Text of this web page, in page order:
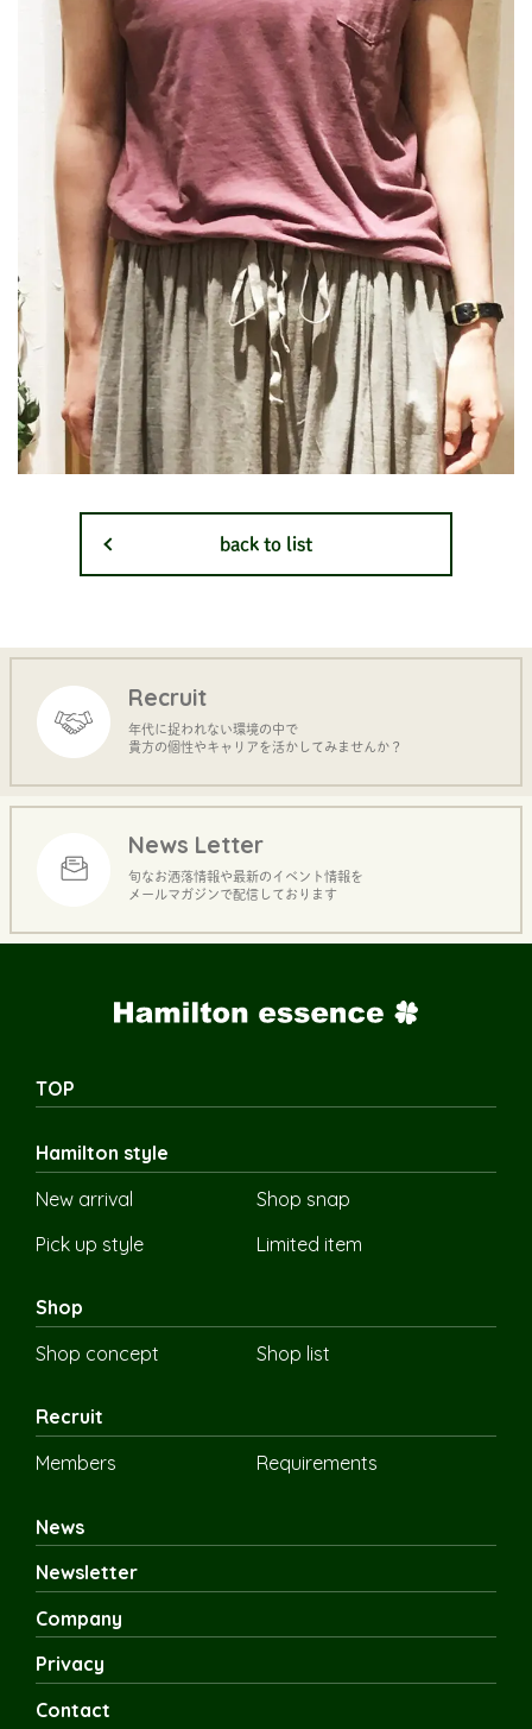
back to list
Recruit
年代に捉われない環境の中で
貴方の個性やキャリアを活かしてみませんか？
News Letter
旬なお洒落情報や最新のイベント情報を
メールマガジンで配信しております
TOP
Hamilton style
New arrival
Shop snap
Pick up style
Limited item
Shop
Shop concept
Shop list
Recruit
Members
Requirements
News
Newsletter
Company
Privacy
Contact